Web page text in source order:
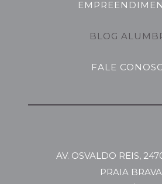
BLOG
FALE
AV. OSVALDO REIS,
PRAIA BRAVA